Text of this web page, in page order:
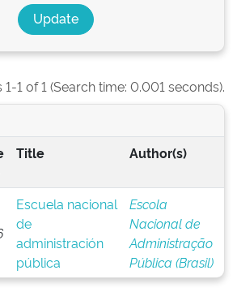
1-1 of 1 (Search time: 0.001 seconds).
Title Author(s)
Escuela nacional
de
administración
pública
Escola
Nacional de
Administração
Pública (Brasil)